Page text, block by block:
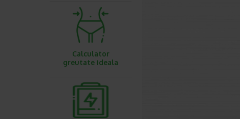
Calculator
greutate ideala